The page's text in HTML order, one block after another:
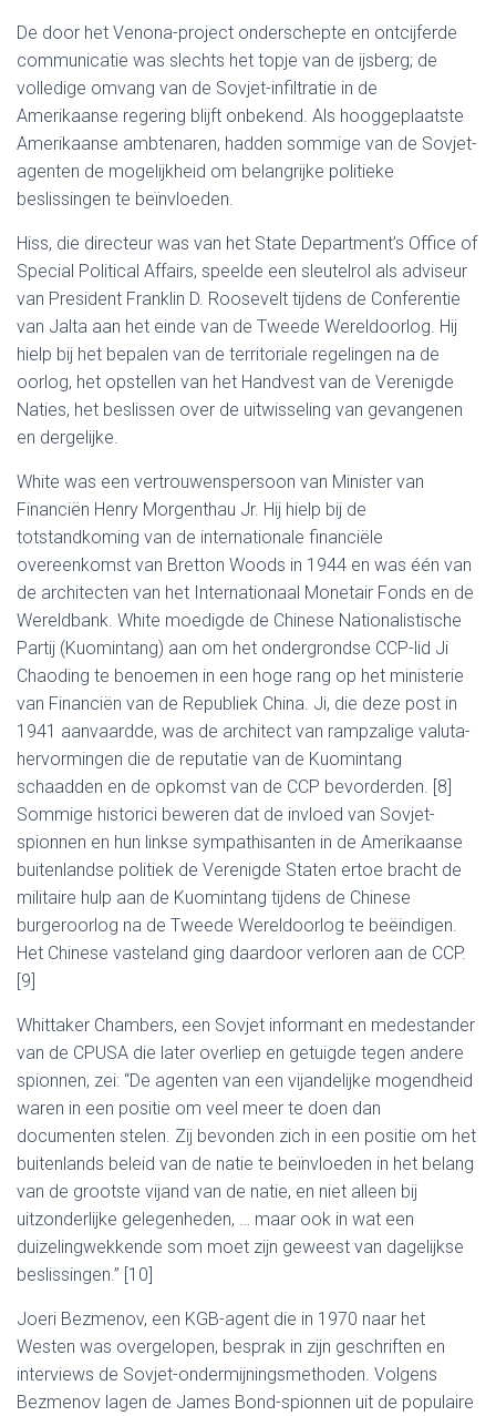
De door het Venona-project onderschepte en ontcijferde
communicatie was slechts het topje van de ijsberg; de
volledige omvang van de Sovjet-infiltratie in de
Amerikaanse regering blijft onbekend. Als hooggeplaatste
Amerikaanse ambtenaren, hadden sommige van de Sovjet-
agenten de mogelijkheid om belangrijke politieke
beslissingen te beïnvloeden.
Hiss, die directeur was van het State Department’s Office of
Special Political Affairs, speelde een sleutelrol als adviseur
van President Franklin D. Roosevelt tijdens de Conferentie
van Jalta aan het einde van de Tweede Wereldoorlog. Hij
hielp bij het bepalen van de territoriale regelingen na de
oorlog, het opstellen van het Handvest van de Verenigde
Naties, het beslissen over de uitwisseling van gevangenen
en dergelijke.
White was een vertrouwenspersoon van Minister van
Financiën Henry Morgenthau Jr. Hij hielp bij de
totstandkoming van de internationale financiële
overeenkomst van Bretton Woods in 1944 en was één van
de architecten van het Internationaal Monetair Fonds en de
Wereldbank. White moedigde de Chinese Nationalistische
Partij (Kuomintang) aan om het ondergrondse CCP-lid Ji
Chaoding te benoemen in een hoge rang op het ministerie
van Financiën van de Republiek China. Ji, die deze post in
1941 aanvaardde, was de architect van rampzalige valuta-
hervormingen die de reputatie van de Kuomintang
schaadden en de opkomst van de CCP bevorderden. [8]
Sommige historici beweren dat de invloed van Sovjet-
spionnen en hun linkse sympathisanten in de Amerikaanse
buitenlandse politiek de Verenigde Staten ertoe bracht de
militaire hulp aan de Kuomintang tijdens de Chinese
burgeroorlog na de Tweede Wereldoorlog te beëindigen.
Het Chinese vasteland ging daardoor verloren aan de CCP.
[9]
Whittaker Chambers, een Sovjet informant en medestander
van de CPUSA die later overliep en getuigde tegen andere
spionnen, zei: “De agenten van een vijandelijke mogendheid
waren in een positie om veel meer te doen dan
documenten stelen. Zij bevonden zich in een positie om het
buitenlands beleid van de natie te beïnvloeden in het belang
van de grootste vijand van de natie, en niet alleen bij
uitzonderlijke gelegenheden, … maar ook in wat een
duizelingwekkende som moet zijn geweest van dagelijkse
beslissingen.” [10]
Joeri Bezmenov, een KGB-agent die in 1970 naar het
Westen was overgelopen, besprak in zijn geschriften en
interviews de Sovjet-ondermijningsmethoden. Volgens
Bezmenov lagen de James Bond-spionnen uit de populaire